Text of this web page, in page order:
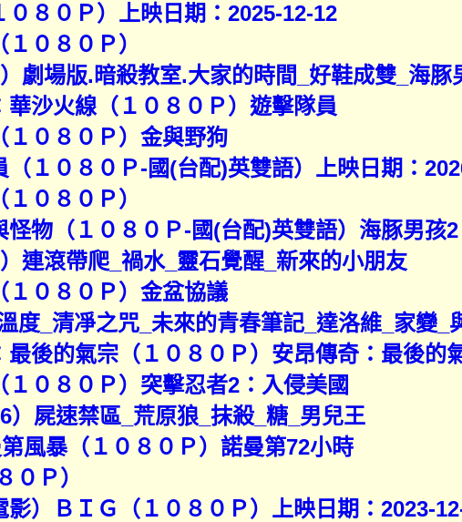
８０Ｐ）上映日期：2025-12-12
０８０Ｐ）
）劇場版.暗殺教室.大家的時間_好鞋成雙_海豚
沙火線（１０８０Ｐ）遊擊隊員
１０８０Ｐ）金與野狗
１０８０Ｐ-國(台配)英雙語）上映日期：
０８０Ｐ）
物（１０８０Ｐ-國(台配)英雙語）海豚男孩2
）連滾帶爬_禍水_靈石覺醒_新來的小朋友
１０８０Ｐ）金盆協議
度_清凈之咒_未來的青春筆記_達洛維_家變_
後的氣宗（１０８０Ｐ）安昂傳奇：最後的
０８０Ｐ）突擊忍者2：入侵美國
）屍速禁區_荒原狼_抹殺_糖_男兒王
風暴（１０８０Ｐ）諾曼第72小時
０Ｐ）
）ＢＩＧ（１０８０Ｐ）上映日期：2023-